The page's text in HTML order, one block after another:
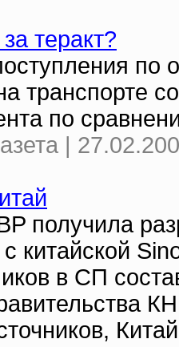
теракт?
по
транспорте
по
|
получила
китайской
в СП